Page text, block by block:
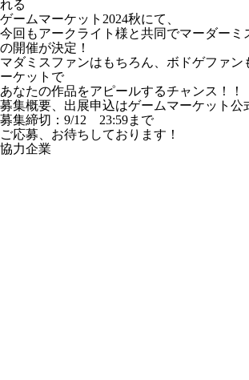
れる
ゲームマーケット2024秋にて、
今回もアークライト様と共同でマーダーミ
の開催が決定！
マダミスファンはもちろん、ボドゲファン
ーケットで
あなたの作品をアピールするチャンス！！
募集概要、出展申込はゲームマーケット公
募集締切：9/12 23:59まで
ご応募、お待ちしております！
協力企業